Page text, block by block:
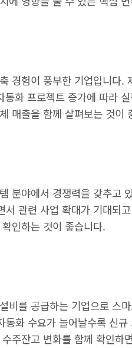
경험이 풍부한 기업입니다.
화 프로젝트 증가에 따라
매출을 함께 살펴보는 것이
분야에서 경쟁력을 갖추고
서 관련 사업 확대가 기대되
인하는 것이 좋습니다.
비를 공급하는 기업으로 스
동화 수요가 늘어날수록 신
주잔고 변화를 함께 확인하